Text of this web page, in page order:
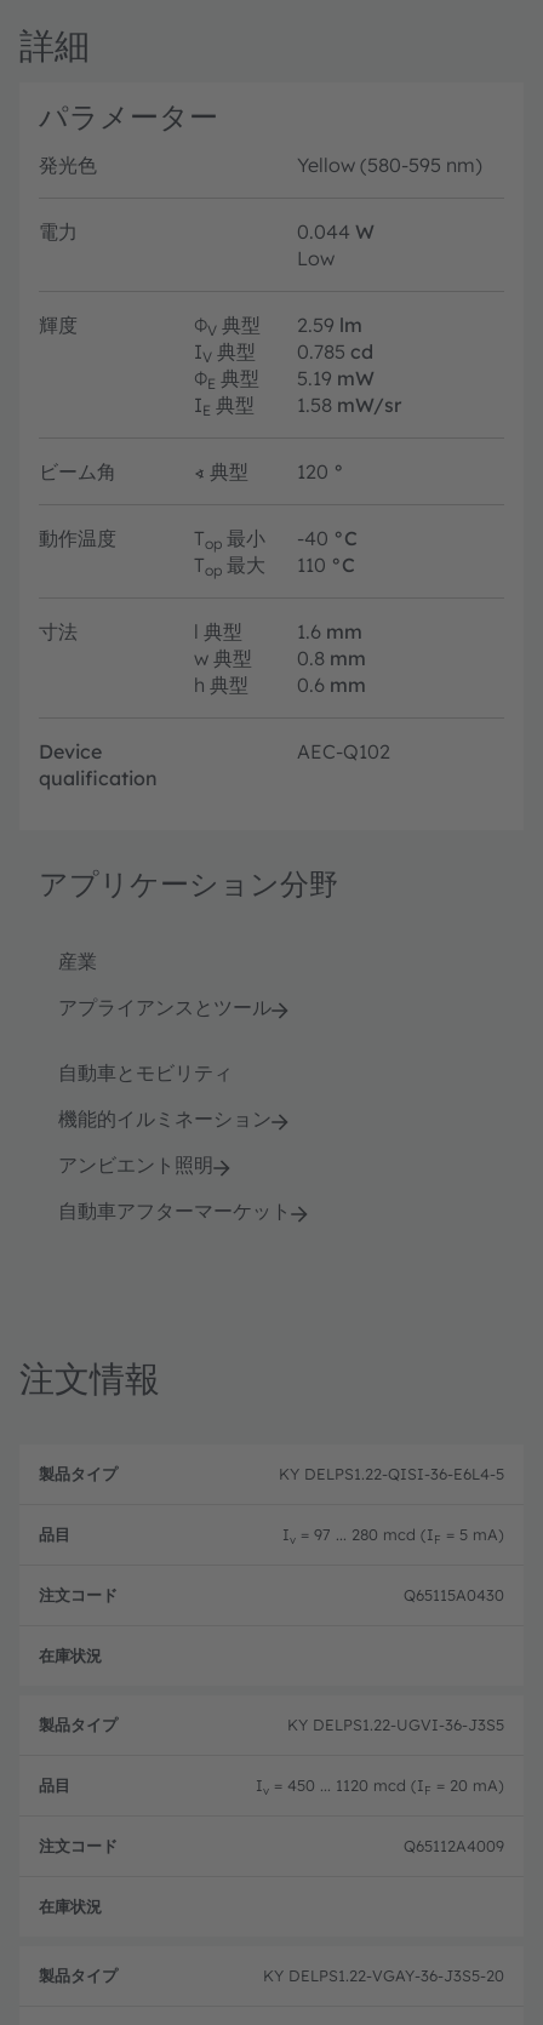
詳細
パラメーター
発光色 Yellow (580-595 nm)
電力 0.044 W
Low
輝度 ΦV 典型 2.59 lm
IV 典型 0.785 cd
ΦE 典型 5.19 mW
IE 典型 1.58 mW/sr
ビーム角 ∢ 典型 120 °
動作温度 Top 最小 -40 °C
Top 最大 110 °C
寸法 l 典型 1.6 mm
w 典型 0.8 mm
h 典型 0.6 mm
Device
qualification
AEC-Q102
アプリケーション分野
産業
アプライアンスとツール
自動車とモビリティ
機能的イルミネーション
アンビエント照明
自動車アフターマーケット
注文情報
品
プ
品
KY DELPS1.22-QISI-36-E6L4-5
Iv = 97 ... 280 mcd (IF = 5 mA)
Q65115A0430
KY DELPS1.22-UGVI-36-J3S5
Iv = 450 ... 1120 mcd (IF = 20 mA)
Q65112A4009
KY DELPS1.22-VGAY-36-J3S5-20